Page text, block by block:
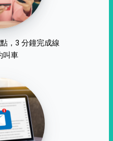
，3 分鐘完成線
叫車